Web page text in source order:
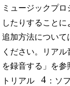
ミュージックプ
したりすることに
追加方法について
ください。リア
を録音する」を
トリアル
4 ：ソ